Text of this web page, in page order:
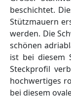
beschichtet.
Stützmauern
werden. Die
schönen
ist bei diesem
Steckprofil
hochwertiges
bei diesem